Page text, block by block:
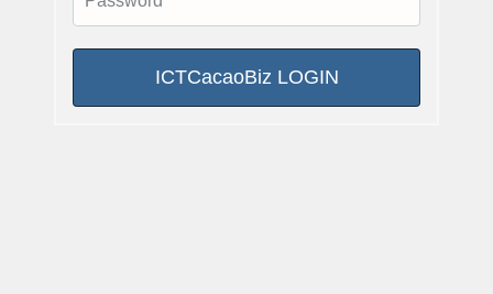
ICTCacaoBiz LOGIN